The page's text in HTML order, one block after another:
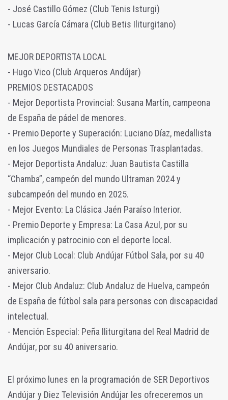
- José Castillo Gómez (Club Tenis Isturgi)
- Lucas García Cámara (Club Betis Iliturgitano)
MEJOR DEPORTISTA LOCAL
- Hugo Vico (Club Arqueros Andújar)
PREMIOS DESTACADOS
- Mejor Deportista Provincial: Susana Martín, campeona
de España de pádel de menores.
- Premio Deporte y Superación: Luciano Díaz, medallista
en los Juegos Mundiales de Personas Trasplantadas.
- Mejor Deportista Andaluz: Juan Bautista Castilla
“Chamba”, campeón del mundo Ultraman 2024 y
subcampeón del mundo en 2025.
- Mejor Evento: La Clásica Jaén Paraíso Interior.
- Premio Deporte y Empresa: La Casa Azul, por su
implicación y patrocinio con el deporte local.
- Mejor Club Local: Club Andújar Fútbol Sala, por su 40
aniversario.
- Mejor Club Andaluz: Club Andaluz de Huelva, campeón
de España de fútbol sala para personas con discapacidad
intelectual.
- Mención Especial: Peña Iliturgitana del Real Madrid de
Andújar, por su 40 aniversario.
El próximo lunes en la programación de SER Deportivos
Andújar y Diez Televisión Andújar les ofreceremos un